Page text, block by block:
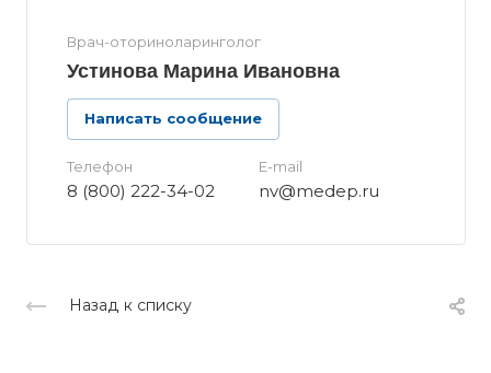
Врач-оториноларинголог
Устинова Марина Ивановна
Написать сообщение
Телефон
8 (800) 222-34-02
E-mail
nv@medep.ru
Назад к списку